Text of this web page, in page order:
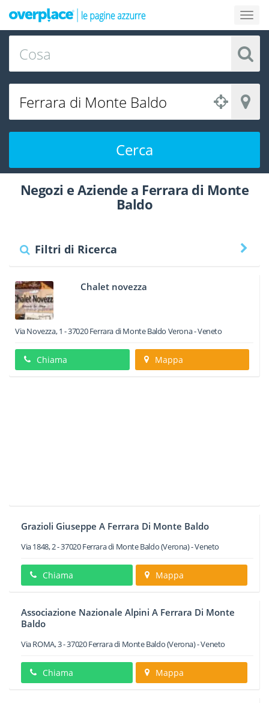
Cerca
Negozi e Aziende a Ferrara di Monte
Baldo
Filtri di Ricerca
Chalet novezza
Via Novezza, 1 -37020 Ferrara di Monte Baldo Verona -Veneto
Chiama Mappa
Grazioli Giuseppe A Ferrara Di Monte Baldo
Via 1848, 2-37020Ferrara di Monte Baldo(Verona) -Veneto
Chiama Mappa
Associazione Nazionale Alpini A Ferrara Di Monte
Baldo
Via ROMA, 3-37020Ferrara di Monte Baldo(Verona) -Veneto
Chiama Mappa